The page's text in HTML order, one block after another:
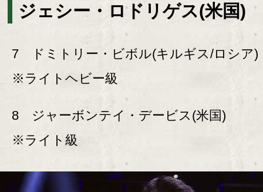
ジェシー・ロドリゲス(米国)
7 ドミトリー・ビボル(キルギス/ロシア)
※ライトヘビー級
8 ジャーボンテイ・デービス(米国)
※ライト級